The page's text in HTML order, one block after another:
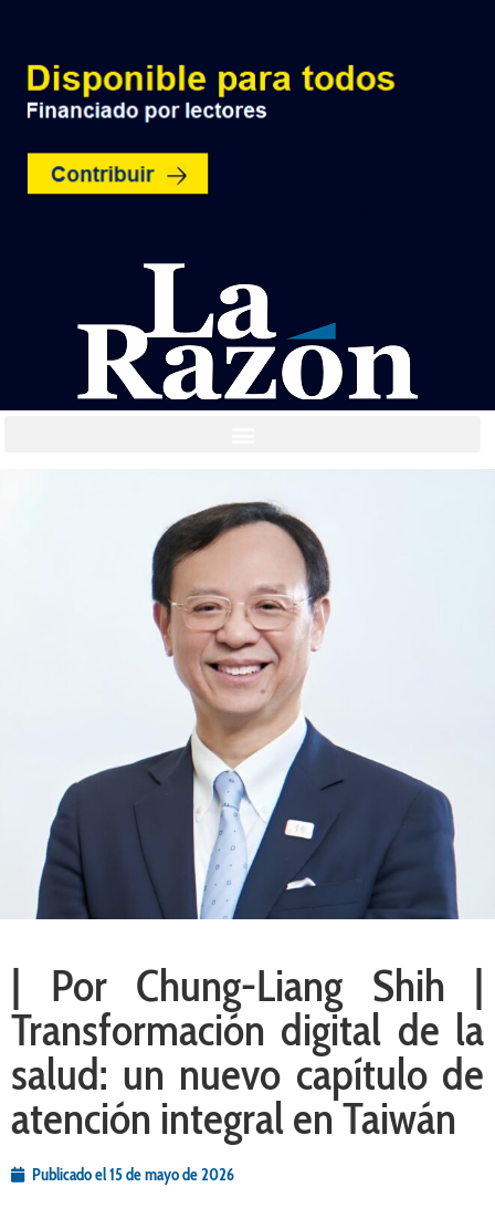
| Por Chung-Liang Shih |
Transformación digital de la
salud: un nuevo capítulo de
atención integral en Taiwán
Publicado el15 de mayo de 2026